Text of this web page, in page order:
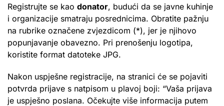
Registrujte se kao donator, budući da se javne kuhinje
i organizacije smatraju posrednicima. Obratite pažnju
na rubrike označene zvjezdicom (*), jer je njihovo
popunjavanje obavezno. Pri prenošenju logotipa,
koristite format datoteke JPG.
Nakon uspješne registracije, na stranici će se pojaviti
potvrda prijave s natpisom u plavoj boji: “Vaša prijava
je uspješno poslana. Očekujte više informacija putem